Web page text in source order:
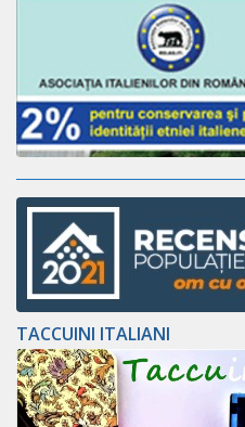
TACCUINI ITALIANI